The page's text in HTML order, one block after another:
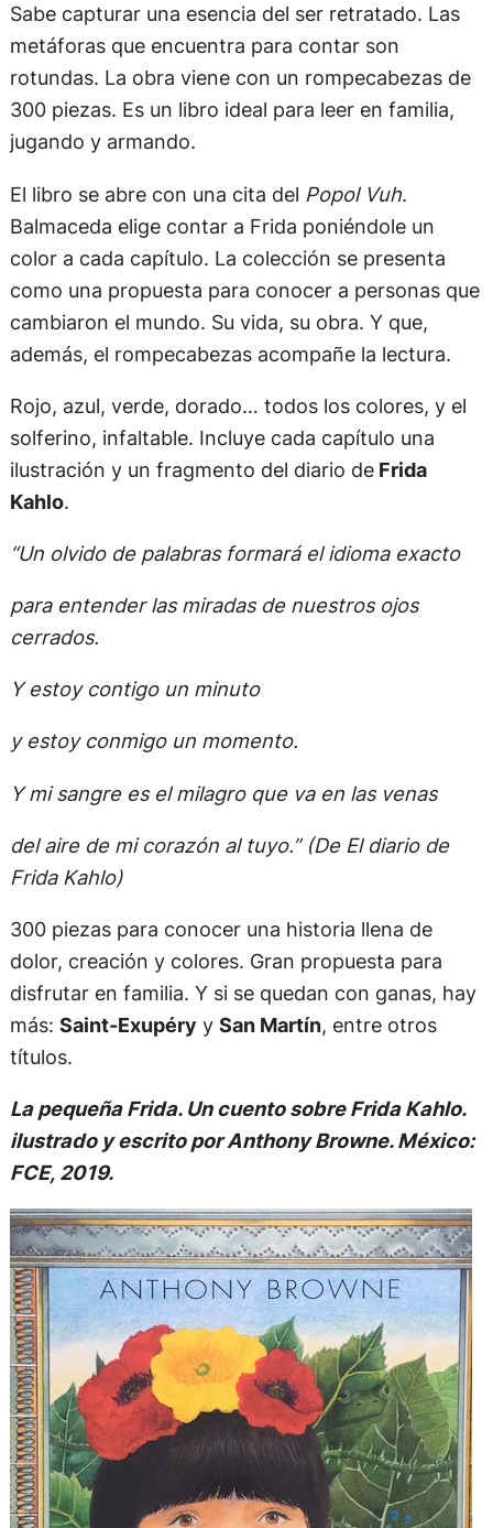
Sabe capturar una esencia del ser retratado. Las
metáforas que encuentra para contar son
rotundas. La obra viene con un rompecabezas de
300 piezas. Es un libro ideal para leer en familia,
jugando y armando.
El libro se abre con una cita del Popol Vuh.
Balmaceda elige contar a Frida poniéndole un
color a cada capítulo. La colección se presenta
como una propuesta para conocer a personas que
cambiaron el mundo. Su vida, su obra. Y que,
además, el rompecabezas acompañe la lectura.
Rojo, azul, verde, dorado… todos los colores, y el
solferino, infaltable. Incluye cada capítulo una
ilustración y un fragmento del diario deFrida
Kahlo.
“Un olvido de palabras formará el idioma exacto
para entender las miradas de nuestros ojos
cerrados.
Y estoy contigo un minuto
y estoy conmigo un momento.
Y mi sangre es el milagro que va en las venas
del aire de mi corazón al tuyo.” (De El diario de
Frida Kahlo)
300 piezas para conocer una historia llena de
dolor, creación y colores. Gran propuesta para
disfrutar en familia. Y si se quedan con ganas, hay
más: Saint-Exupéry y San Martín, entre otros
títulos.
La pequeña Frida. Un cuento sobre Frida Kahlo.
ilustrado y escrito por Anthony Browne. México:
FCE, 2019.